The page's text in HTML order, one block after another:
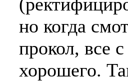
но когда
прокол, все
хорошего.